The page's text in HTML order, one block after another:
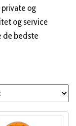
private og
og service
de bedste